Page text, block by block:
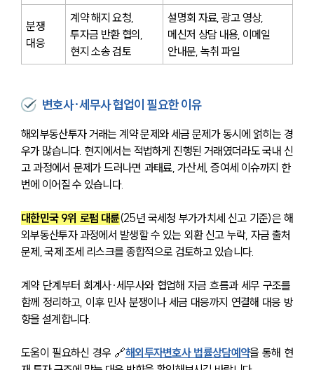
분쟁
대응
계약 해지 요청,
투자금 반환 협의,
현지 소송 검토
설명회 자료, 광고 영상,
메신저 상담 내용, 이메일
안내문, 녹취 파일
변호사·세무사 협업이 필요한 이유
해외부동산투자 거래는 계약 문제와 세금 문제가 동시에 얽히는 경
우가 많습니다. 현지에서는 적법하게 진행된 거래였더라도 국내 신
고 과정에서 문제가 드러나면 과태료, 가산세, 증여세 이슈까지 한
번에 이어질 수 있습니다.
대한민국 9위 로펌 대륜(25년 국세청 부가가치세 신고 기준)은 해
외부동산투자 과정에서 발생할 수 있는 외환 신고 누락, 자금 출처
문제, 국제 조세 리스크를 종합적으로 검토하고 있습니다.
계약 단계부터 회계사·세무사와 협업해 자금 흐름과 세무 구조를
함께 정리하고, 이후 민사 분쟁이나 세금 대응까지 연결해 대응 방
향을 설계합니다.
도움이 필요하신 경우 🔗해외투자변호사 법률상담예약을 통해 현